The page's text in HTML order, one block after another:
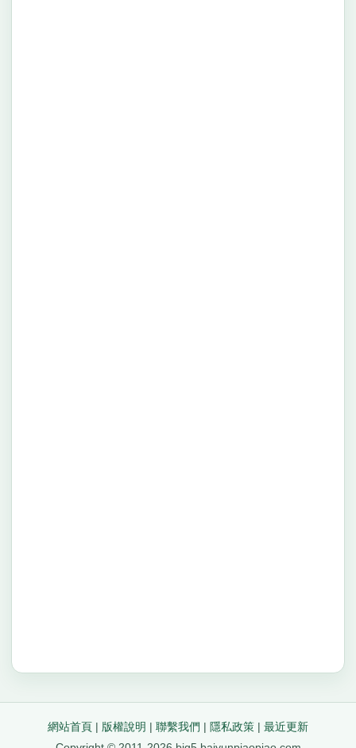
網站首頁 | 版權說明 | 聯繫我們 | 隱私政策 | 最近更新